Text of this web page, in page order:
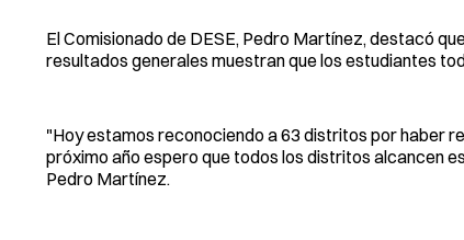
El Comisionado de DESE, Pedro Martínez, destacó
resultados generales muestran que los estudiantes
"Hoy estamos reconociendo a 63 distritos por haber
próximo año espero que todos los distritos alcancen
Pedro Martínez.